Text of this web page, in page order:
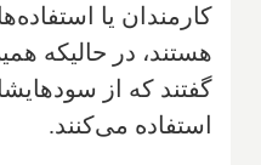
کارمندان یا
هستند، در حالیکه
گفتند که از
استفاده می‌کنند.